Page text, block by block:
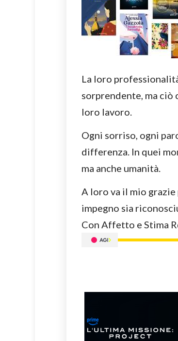
La loro
sorprendente, ma ciò
loro lavoro.
Ogni sorriso, ogni
differenza. In quei
ma anche umanità.
A loro va il mio
impegno sia
Con Affetto e Stima